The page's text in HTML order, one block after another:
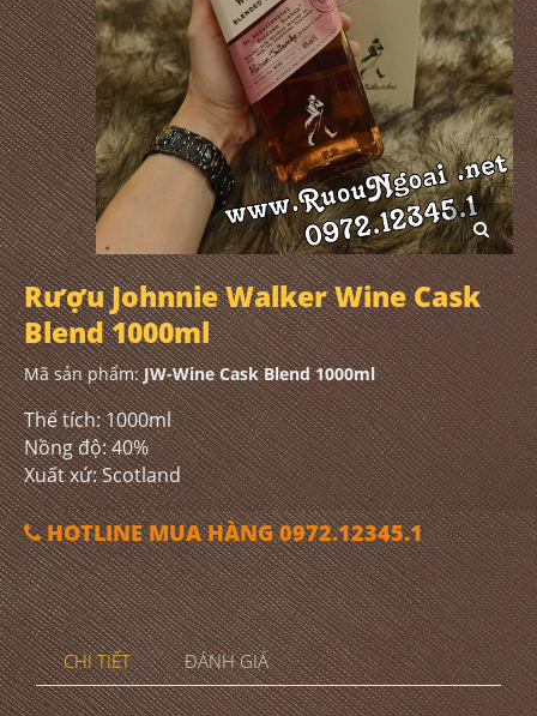
Rượu Johnnie Walker Wine Cask
Blend 1000ml
Mã sản phẩm:JW-Wine Cask Blend 1000ml
Thể tích: 1000ml
Nồng độ: 40%
Xuất xứ: Scotland
HOTLINE MUA HÀNG 0972.12345.1
CHI TIẾT ĐÁNH GIÁ